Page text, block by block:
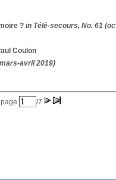
? in Télé-secours, No. 61
Coulon
avril 2019)
page /7